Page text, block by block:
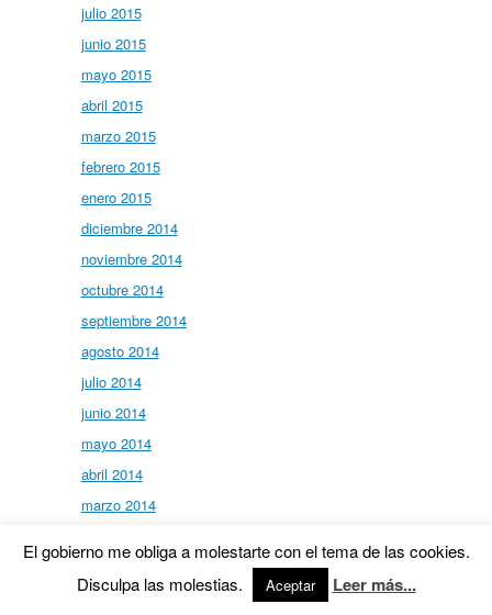
julio 2015
junio 2015
mayo 2015
abril 2015
marzo 2015
febrero 2015
enero 2015
diciembre 2014
noviembre 2014
octubre 2014
septiembre 2014
agosto 2014
julio 2014
junio 2014
mayo 2014
abril 2014
marzo 2014
diciembre 2013
El gobierno me obliga a molestarte con el tema de las cookies.
Disculpa las molestias.
Aceptar Leer más...